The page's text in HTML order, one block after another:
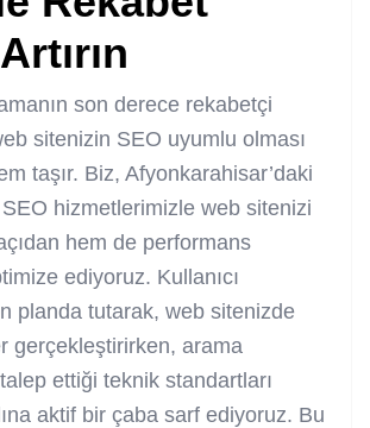
son derece rekabetçi
sitenizin SEO uyumlu olması
taşır. Biz, Afyonkarahisar’daki
hizmetlerimizle web sitenizi
hem de performans
ediyoruz. Kullanıcı
planda tutarak, web sitenizde
gerçekleştirirken, arama
ettiği teknik standartları
aktif bir çaba sarf ediyoruz. Bu